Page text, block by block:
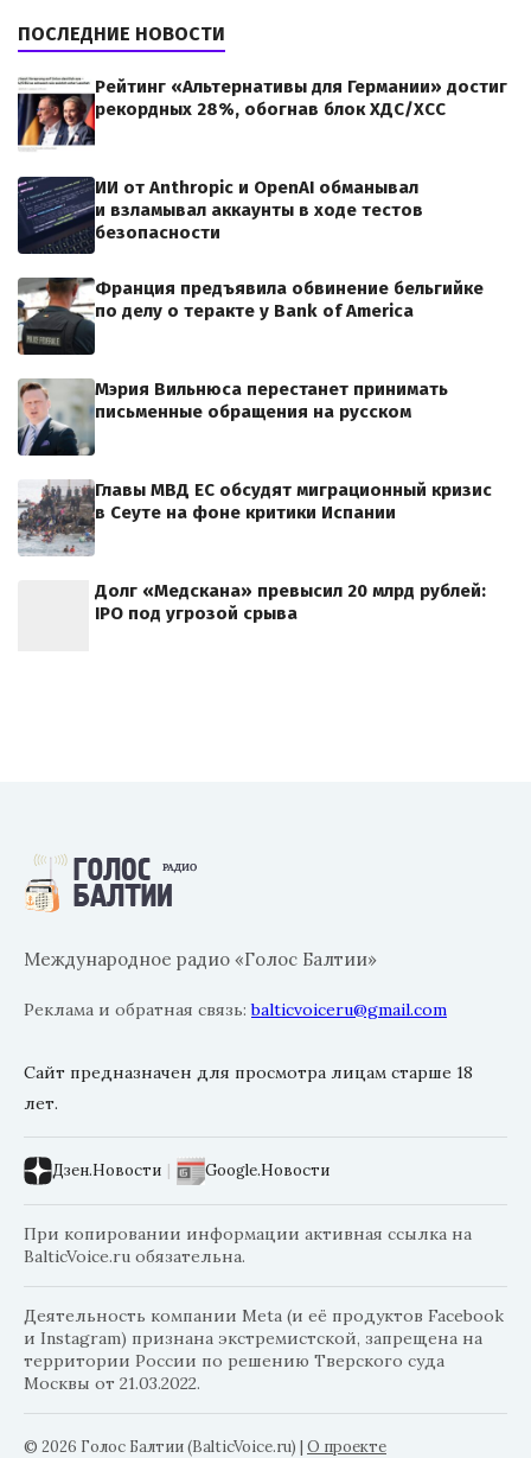
ПОСЛЕДНИЕ НОВОСТИ
Рейтинг «Альтернативы для Германии» достиг
рекордных 28%, обогнав блок ХДС/ХСС
ИИ от Anthropic и OpenAI обманывал
и взламывал аккаунты в ходе тестов
безопасности
Франция предъявила обвинение бельгийке
по делу о теракте у Bank of America
Мэрия Вильнюса перестанет принимать
письменные обращения на русском
Главы МВД ЕС обсудят миграционный кризис
в Сеуте на фоне критики Испании
Долг «Медскана» превысил 20 млрд рублей:
IPO под угрозой срыва
Международное радио «Голос Балтии»
Реклама и обратная связь:balticvoiceru@gmail.com
Сайт предназначен для просмотра лицам старше 18
лет.
Дзен.Новости | Google.Новости
При копировании информации активная ссылка на
BalticVoice.ru обязательна.
Деятельность компании Meta (и её продуктов Facebook
и Instagram) признана экстремистской, запрещена на
территории России по решению Тверского суда
Москвы от 21.03.2022.
© 2026 Голос Балтии (BalticVoice.ru) | О проекте